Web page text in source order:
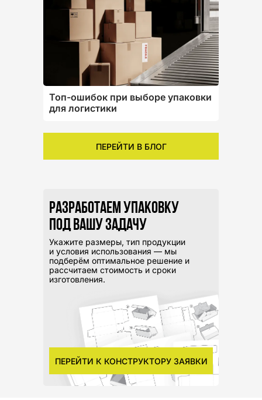
Топ-ошибок при выборе упаковки
для логистики
ПЕРЕЙТИ В БЛОГ
ПЕРЕЙТИ К КОНСТРУКТОРУ ЗАЯВКИ
Укажите размеры, тип продукции
и условия использования — мы
подберём оптимальное решение и
рассчитаем стоимость и сроки
изготовления.
Разработаем упаковку
под вашу задачу